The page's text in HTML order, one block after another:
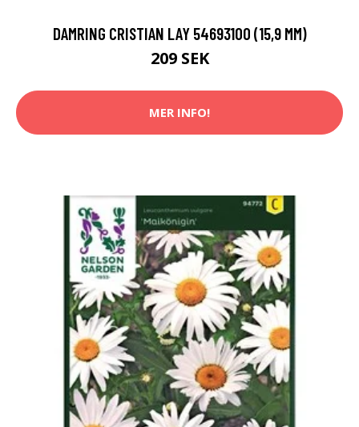
DAMRING CRISTIAN LAY 54693100 (15,9 MM)
209 SEK
MER INFO!